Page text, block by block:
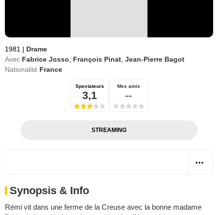
1981 | Drame
Avec Fabrice Josso François Pinat Jean-Pierre Bagot
Nationalité France
Spectateurs
3,1
Mes amis
--
STREAMING
Synopsis & Info
Rémi vit dans une ferme de la Creuse avec la bonne madame